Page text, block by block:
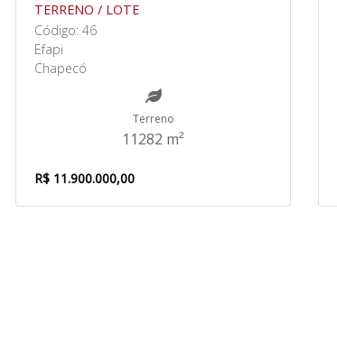
TERRENO / LOTE
Código: 46
Efapi
Chapecó
Terreno
11282 m²
R$ 11.900.000,00